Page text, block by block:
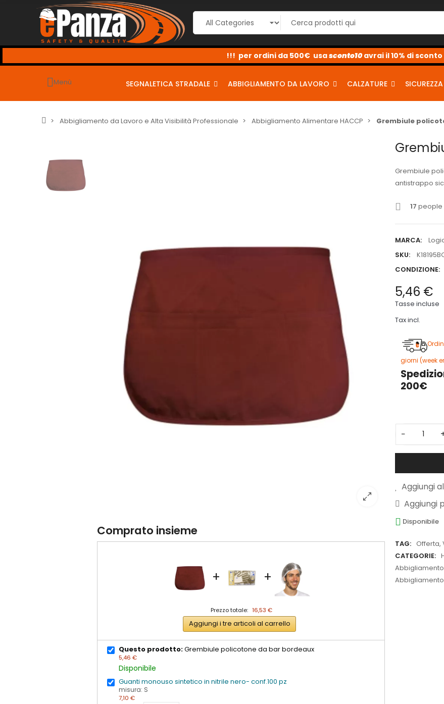
sconto2
sconto5
sconto10
Menù SEGNALETICA STRADALE ABBIGLIAMENTO DA LAVORO CALZATURE
Abbigliamento da Lavoro e Alta Visibilità Professionale Abbigliamento Alimentare HACCP Grembiule
Comprato insieme
+ +
Prezzo totale: 16,53 €
Aggiungi i tre articoli al carrello
Questo prodotto:Grembiule policotone da bar bordeaux
5,46 €
Disponibile
Guanti monouso sintetico in nitrile nero- conf.100 pz
misura: S
7,10 €
Grembiule
antistrappo
17 people
MARCA:
SKU:
CONDIZIONE:
5,46 €
Tasse incluse
Tax incl.
giorni (week
200€
−
Aggiungi
Aggiungi
Disponibile
TAG: Offerta,
CATEGORIE:
Abbigliamento